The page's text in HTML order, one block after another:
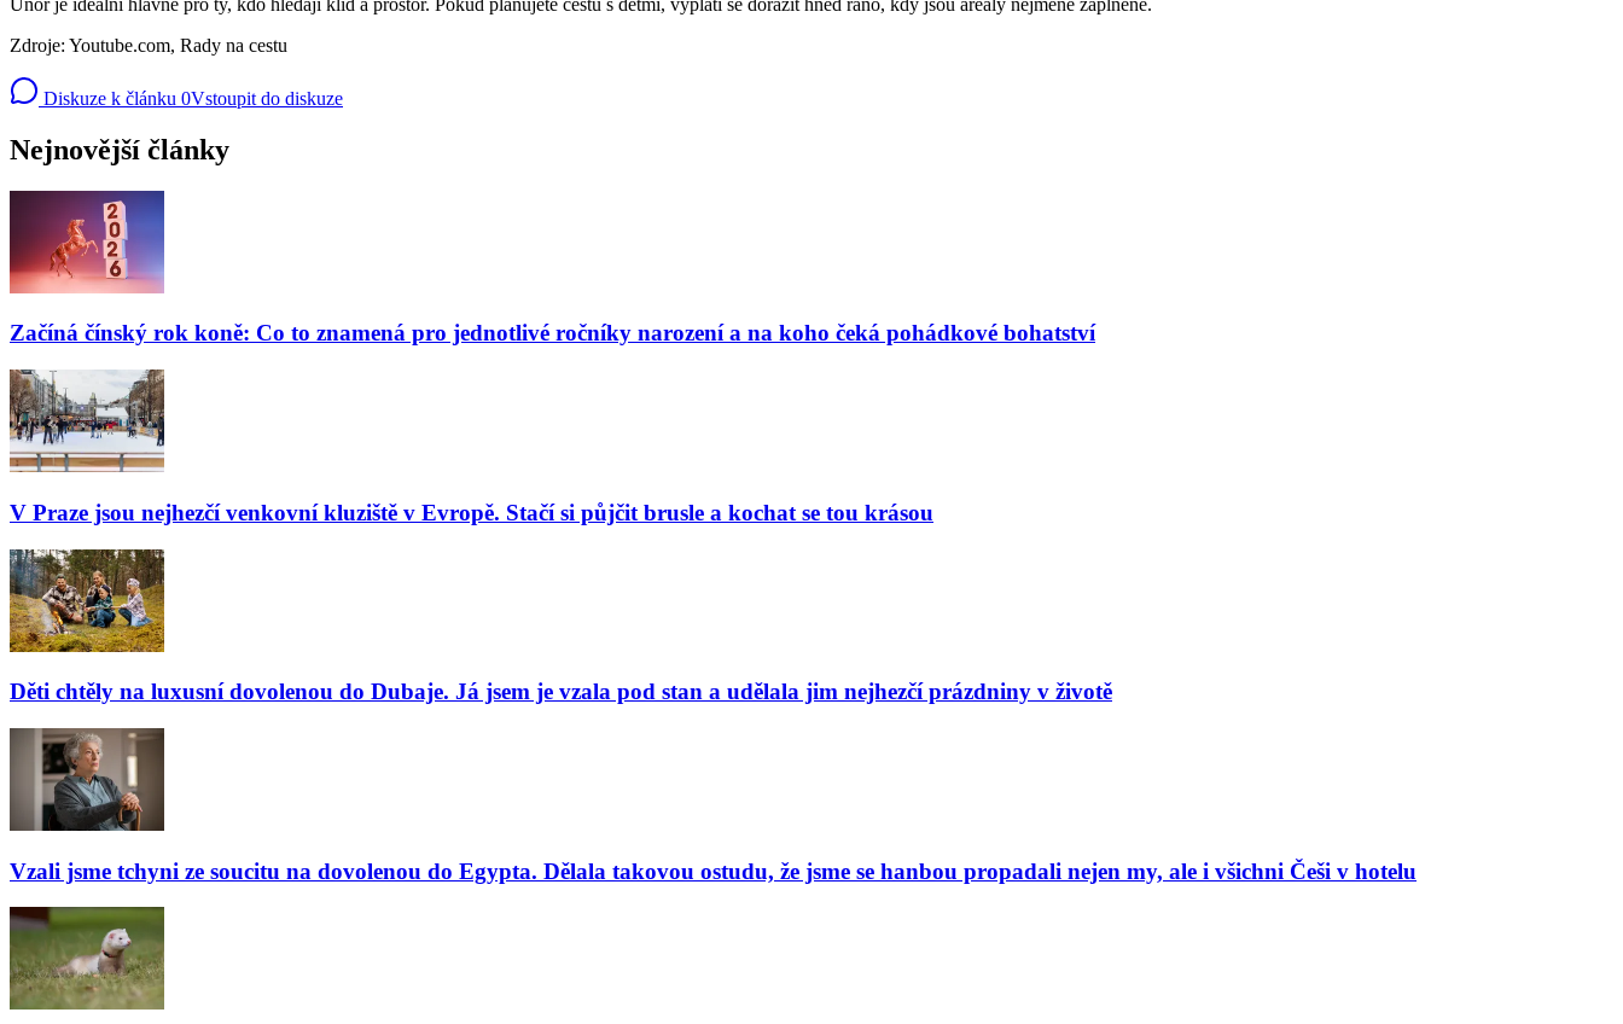
Zdroje: Youtube.com, Rady na cestu
Diskuze k článku 0Vstoupit do diskuze
Nejnovější články
Začíná čínský rok koně: Co to znamená pro jednotlivé ročníky narození a na koho čeká pohádkové bohatství
V Praze jsou nejhezčí venkovní kluziště v Evropě. Stačí si půjčit brusle a kochat se tou krásou
Děti chtěly na luxusní dovolenou do Dubaje. Já jsem je vzala pod stan a udělala jim nejhezčí prázdniny v životě
Vzali jsme tchyni ze soucitu na dovolenou do Egypta. Dělala takovou ostudu, že jsme se hanbou propadali nejen my, ale i všichni Češi v hotelu